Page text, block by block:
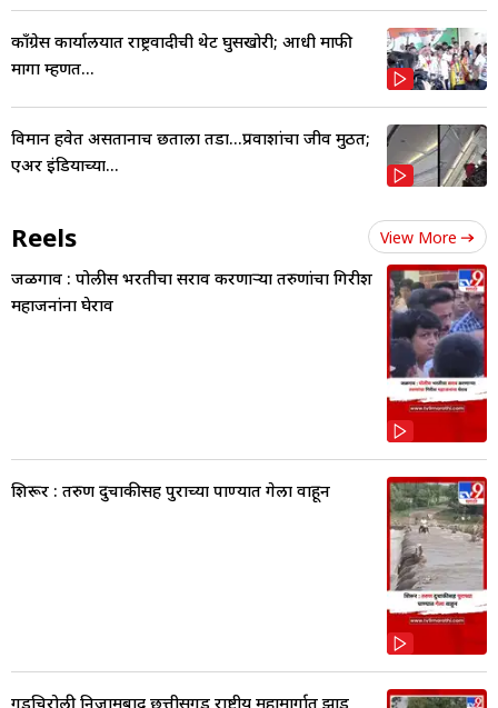
काँग्रेस कार्यालयात राष्ट्रवादीची थेट घुसखोरी; आधी माफी
मागा म्हणत...
विमान हवेत असतानाच छताला तडा...प्रवाशांचा जीव मुठीत;
एअर इंडियाच्या...
Reels View More
जळगाव : पोलीस भरतीचा सराव करणाऱ्या तरुणांचा गिरीश
महाजनांना घेराव
शिरूर : तरुण दुचाकीसह पुराच्या पाण्यात गेला वाहून
गडचिरोली निजामबाद छत्तीसगड राष्ट्रीय महामार्गात झाड